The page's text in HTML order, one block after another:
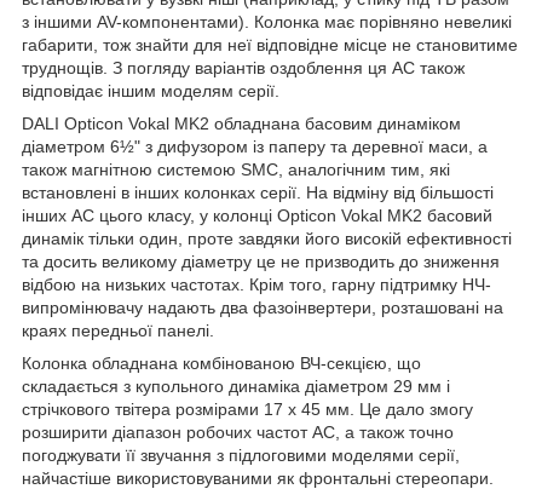
з іншими AV-компонентами). Колонка має порівняно невеликі
габарити, тож знайти для неї відповідне місце не становитиме
труднощів. З погляду варіантів оздоблення ця АС також
відповідає іншим моделям серії.
DALI Opticon Vokal MK2 обладнана басовим динаміком
діаметром 6½" з дифузором із паперу та деревної маси, а
також магнітною системою SMC, аналогічним тим, які
встановлені в інших колонках серії. На відміну від більшості
інших АС цього класу, у колонці Opticon Vokal MK2 басовий
динамік тільки один, проте завдяки його високій ефективності
та досить великому діаметру це не призводить до зниження
відбою на низьких частотах. Крім того, гарну підтримку НЧ-
випромінювачу надають два фазоінвертери, розташовані на
краях передньої панелі.
Колонка обладнана комбінованою ВЧ-секцією, що
складається з купольного динаміка діаметром 29 мм і
стрічкового твітера розмірами 17 х 45 мм. Це дало змогу
розширити діапазон робочих частот АС, а також точно
погоджувати її звучання з підлоговими моделями серії,
найчастіше використовуваними як фронтальні стереопари.